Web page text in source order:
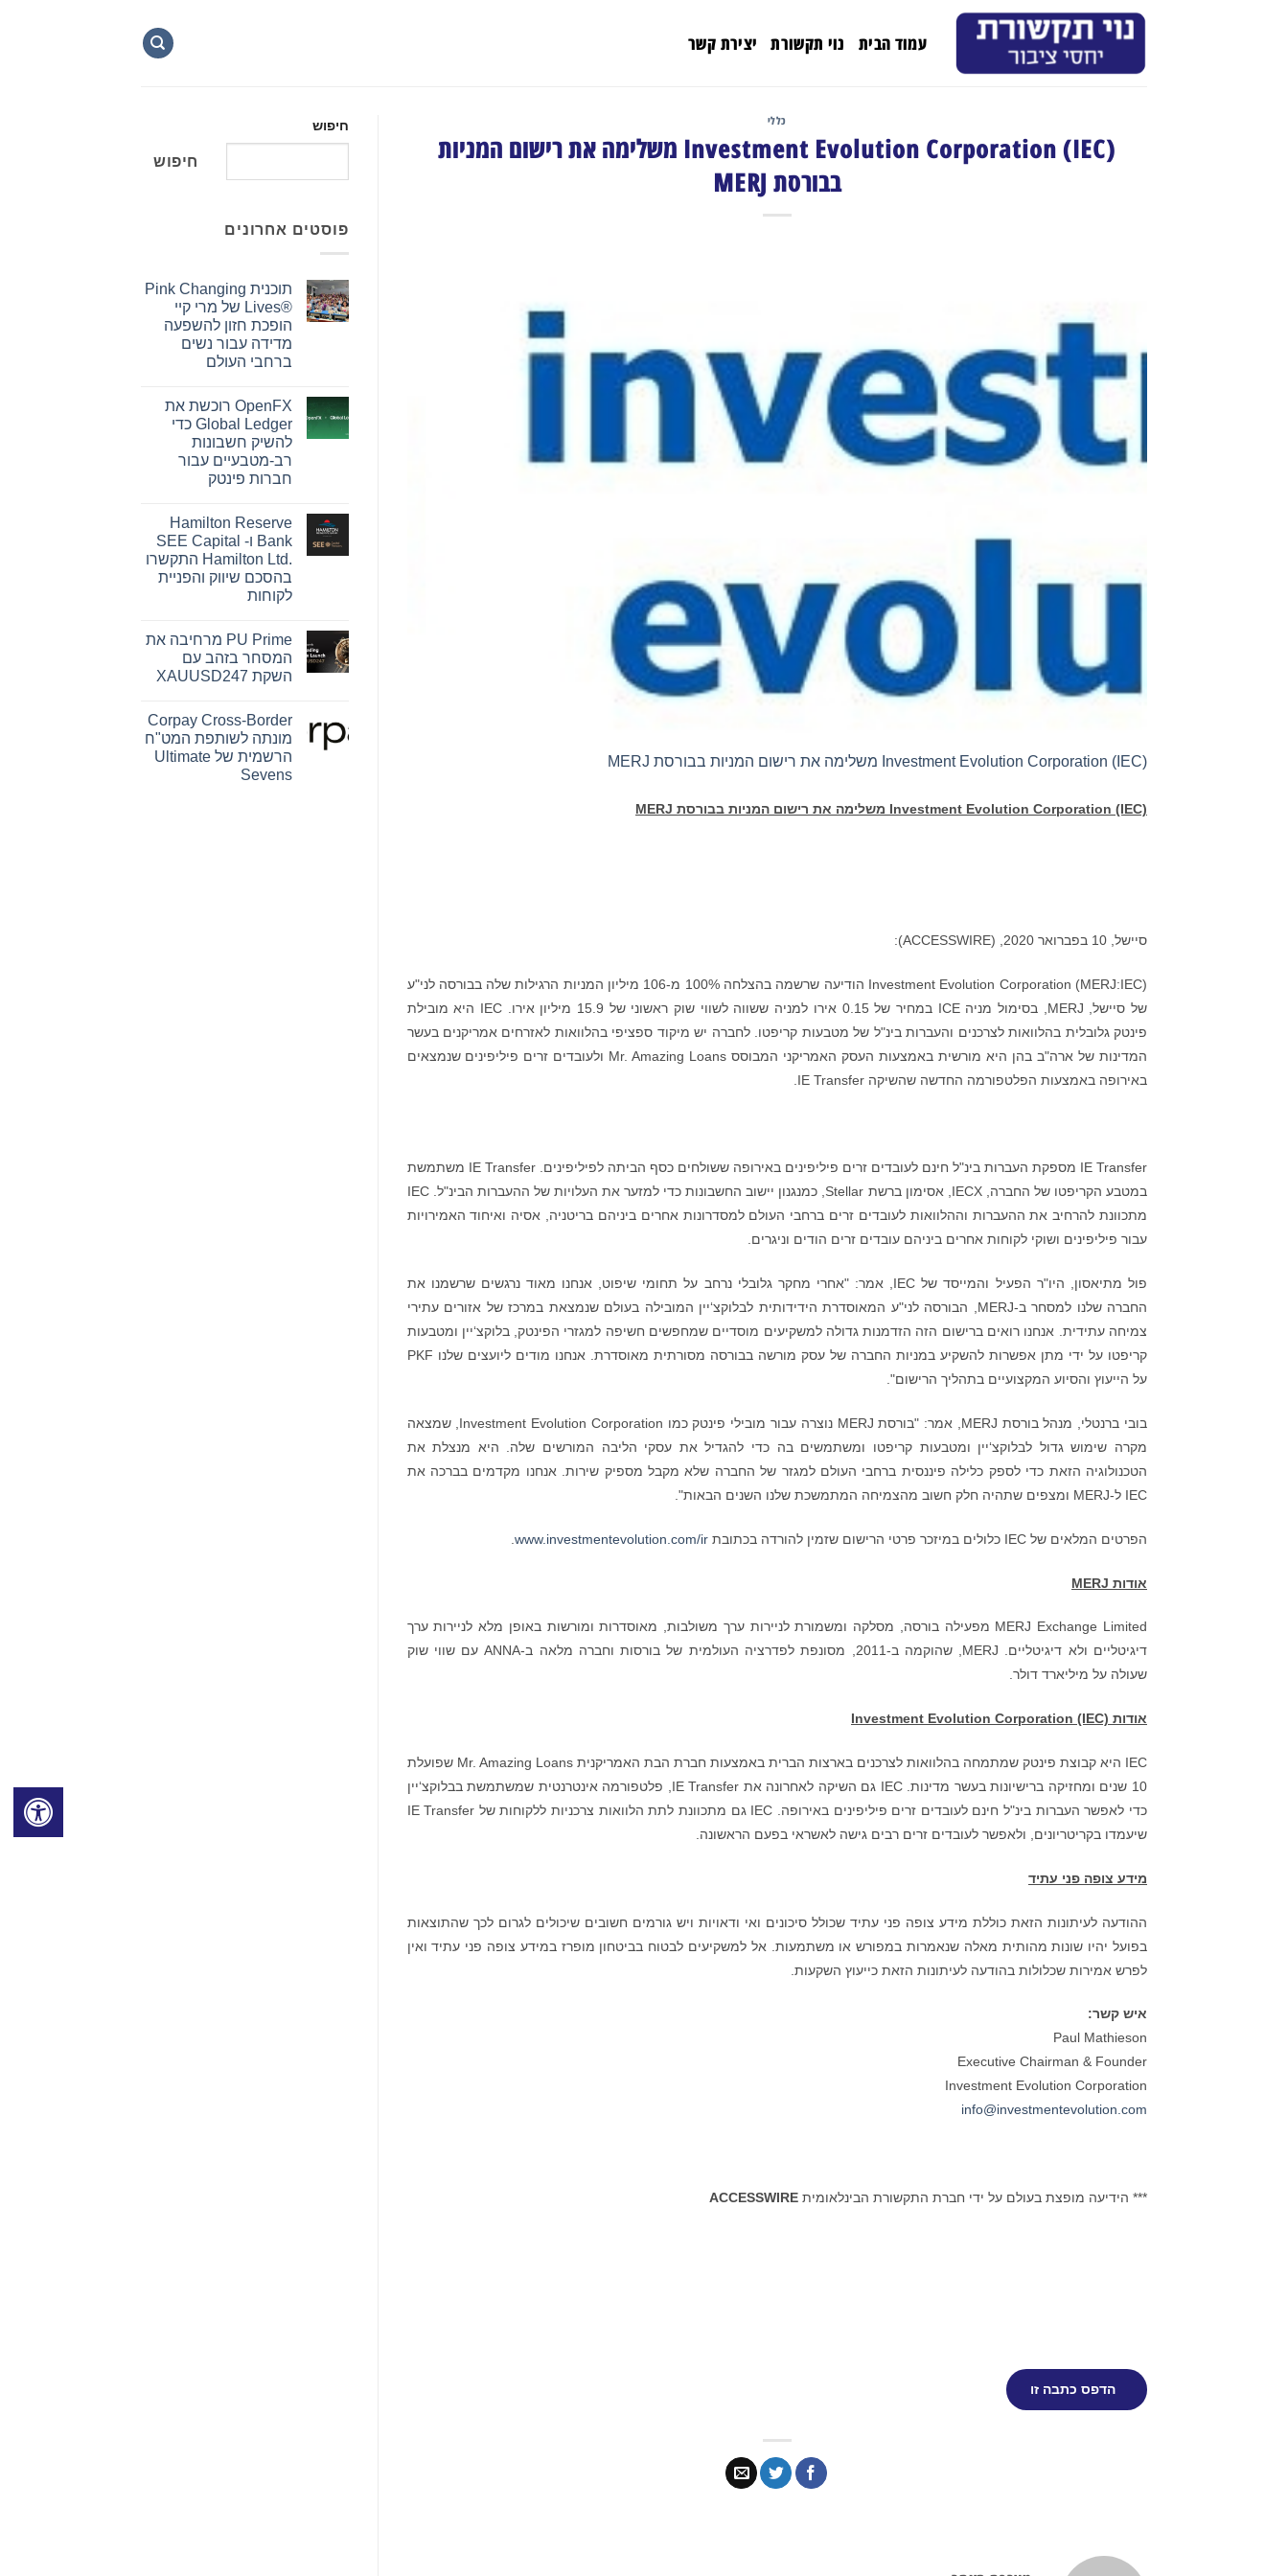
עמוד הבית נוי תקשורת יצירת קשר
כללי
Investment Evolution Corporation (IEC) משלימה את רישום המניות
בבורסת MERJ
Investment Evolution Corporation (IEC) משלימה את רישום המניות בבורסת MERJ
Investment Evolution Corporation (IEC) משלימה את רישום המניות בבורסת MERJ
סיישל, 10 בפברואר 2020, (ACCESSWIRE):
Investment Evolution Corporation (MERJ:IEC) הודיעה שרשמה בהצלחה 100% מ-106 מיליון המניות הרגילות שלה בבורסה לני"ע
של סיישל, MERJ, בסימול מניה ICE במחיר של 0.15 אירו למניה ששווה לשווי שוק ראשוני של 15.9 מיליון אירו. IEC היא מובילת
פינטק גלובלית בהלוואות לצרכנים והעברות בינ"ל של מטבעות קריפטו. לחברה יש מיקוד ספציפי בהלוואות לאזרחים אמריקנים בעשר
המדינות של ארה"ב בהן היא מורשית באמצעות העסק האמריקני המבוסס Mr. Amazing Loans ולעובדים זרים פיליפינים שנמצאים
באירופה באמצעות הפלטפורמה החדשה שהשיקה IE Transfer.
IE Transfer מספקת העברות בינ"ל חינם לעובדים זרים פיליפינים באירופה ששולחים כסף הביתה לפיליפינים. IE Transfer משתמשת
במטבע הקריפטו של החברה, IECX, אסימון ברשת Stellar, כמנגנון יישוב החשבונות כדי למזער את העלויות של ההעברות הבינ"ל. IEC
מתכוונת להרחיב את ההעברות וההלוואות לעובדים זרים ברחבי העולם למסדרונות אחרים ביניהם בריטניה, אסיה ואיחוד האמירויות
עבור פיליפינים ושוקי לקוחות אחרים ביניהם עובדים זרים הודים וניגרים.
פול מתיאסון, היו"ר הפעיל והמייסד של IEC, אמר: "אחרי מחקר גלובלי נרחב על תחומי שיפוט, אנחנו מאוד נרגשים שרשמנו את
החברה שלנו למסחר ב-MERJ, הבורסה לני"ע המאוסדרת הידידותית לבלוקצ‘יין המובילה בעולם שנמצאת במרכז של אזורים עתירי
צמיחה עתידית. אנחנו רואים ברישום הזה הזדמנות גדולה למשקיעים מוסדיים שמחפשים חשיפה למגזרי הפינטק, בלוקצ‘יין ומטבעות
קריפטו על ידי מתן אפשרות להשקיע במניות החברה של עסק מורשה בבורסה מסורתית מאוסדרת. אנחנו מודים ליועצים שלנו PKF
על הייעוץ והסיוע המקצועיים בתהליך הרישום".
בובי ברנטלי, מנהל בורסת MERJ, אמר: "בורסת MERJ נוצרה עבור מובילי פינטק כמו Investment Evolution Corporation, שמצאה
מקרה שימוש גדול לבלוקצ‘יין ומטבעות קריפטו ומשתמשים בה כדי להגדיל את עסקי הליבה המורשים שלה. היא מנצלת את
הטכנולוגיה הזאת כדי לספק כלילה פיננסית ברחבי העולם למגזר של החברה שלא מקבל מספיק שירות. אנחנו מקדמים בברכה את
IEC ל-MERJ ומצפים שתהיה חלק חשוב מהצמיחה המתמשכת שלנו השנים הבאות".
הפרטים המלאים של IEC כלולים במיזכר פרטי הרישום שזמין להורדה בכתובת www.investmentevolution.com/ir
אודות MERJ
MERJ Exchange Limited מפעילה בורסה, מסלקה ומשמורת לניירות ערך משולבות, מאוסדרות ומורשות באופן מלא לניירות ערך
דיגיטליים ולא דיגיטליים. MERJ, שהוקמה ב-2011, מסונפת לפדרציה העולמית של בורסות וחברה מלאה ב-ANNA עם שווי שוק
שעולה על מיליארד דולר.
אודות Investment Evolution Corporation (IEC)
IEC היא קבוצת פינטק שמתמחה בהלוואות לצרכנים בארצות הברית באמצעות חברת הבת האמריקנית Mr. Amazing Loans שפועלת
10 שנים ומחזיקה ברישיונות בעשר מדינות. IEC גם השיקה לאחרונה את IE Transfer, פלטפורמה אינטרנטית שמשתמשת בבלוקצ‘יין
כדי לאפשר העברות בינ"ל חינם לעובדים זרים פיליפינים באירופה. IEC גם מתכוונת לתת הלוואות צרכניות ללקוחות של IE Transfer
שיעמדו בקריטריונים, ולאפשר לעובדים זרים רבים גישה לאשראי בפעם הראשונה.
מידע צופה פני עתיד
ההודעה לעיתונות הזאת כוללת מידע צופה פני עתיד שכולל סיכונים ואי ודאויות ויש גורמים חשובים שיכולים לגרום לכך שהתוצאות
בפועל יהיו שונות מהותית מאלה שנאמרות במפורש או משתמעות. אל למשקיעים לבטוח בביטחון מופרז במידע צופה פני עתיד ואין
לפרש אמירות שכלולות בהודעה לעיתונות הזאת כייעוץ השקעות.
איש קשר:
Paul Mathieson
Executive Chairman & Founder
Investment Evolution Corporation
info@investmentevolution.com
*** הידיעה מופצת בעולם על ידי חברת התקשורת הבינלאומית ACCESSWIRE
הדפס כתבה זו
חיפוש
חיפוש
פוסטים אחרונים
תוכנית Pink Changing
Lives®‎ של מרי קיי
הופכת חזון להשפעה
מדידה עבור נשים
ברחבי העולם
על
תוכנית
Pink
Changing
Lives®‎
של
מרי
חזון
להשפעה
מדידה
עבור
נשים
ברחבי
העולם
OpenFX רוכשת את
Global Ledger כדי
להשיק חשבונות
רב-מטבעיים עבור
חברות פינטק
על
OpenFX
רוכשת
את
Global
Ledger
כדי
רב-מטבעיים
עבור
חברות
פינטק
Hamilton Reserve
Bank ו- SEE Capital
Hamilton Ltd.‎ התקשרו
בהסכם שיווק והפניית
לקוחות
על
Hamilton
Reserve
Bank
Capital
Hamilton
Ltd.‎
התקשרו
בהסכם
שיווק
PU Prime מרחיבה את
המסחר בזהב עם
השקת XAUUSD247
על
PU
Prime
מרחיבה
את
המסחר
Corpay Cross-Border
מונתה לשותפת המט"ח
הרשמית של Ultimate
Sevens